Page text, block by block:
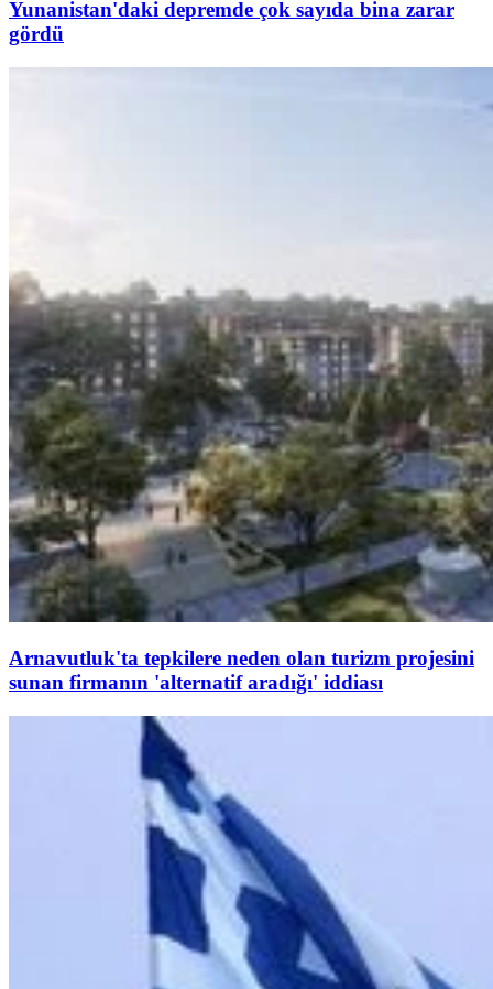
Yunanistan'daki depremde çok sayıda bina zarar
gördü
Arnavutluk'ta tepkilere neden olan turizm projesini
sunan firmanın 'alternatif aradığı' iddiası